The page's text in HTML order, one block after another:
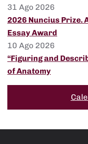
31 Ago 2026
2026 Nuncius Prize.
Essay Award
10 Ago 2026
“Figuring and
of Anatomy